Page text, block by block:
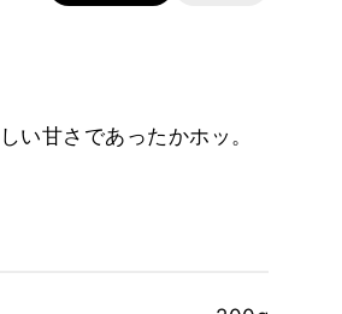
い甘さであったかホッ。